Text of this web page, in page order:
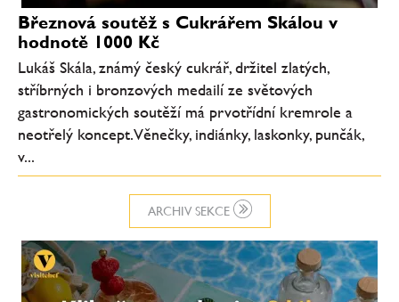
ARCHIV SEKCE
Březnová soutěž s Cukrářem Skálou v
hodnotě 1000 Kč
Lukáš Skála, známý český cukrář, držitel zlatých,
stříbrných i bronzových medailí ze světových
gastronomických soutěží má prvotřídní kremrole a
neotřelý koncept. Věnečky, indiánky, laskonky, punčák,
v...